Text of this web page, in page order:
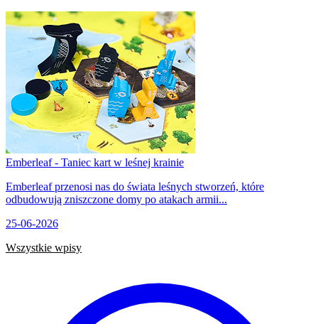
Emberleaf - Taniec kart w leśnej krainie
Emberleaf przenosi nas do świata leśnych stworzeń, które
odbudowują zniszczone domy po atakach armii...
25-06-2026
Wszystkie wpisy